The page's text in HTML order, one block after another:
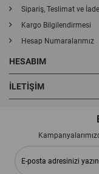
Sipariş, Teslimat ve İade
Kargo Bilgilendirmesi
Hesap Numaralarımız
HESABIM
İLETIŞIM